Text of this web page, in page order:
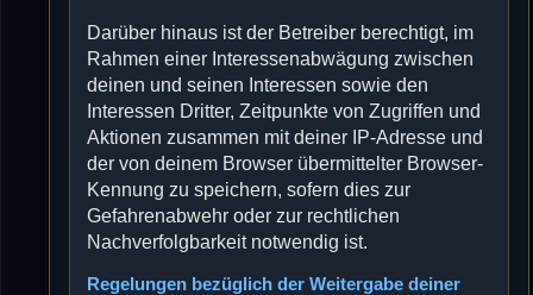
Darüber hinaus ist der Betreiber berechtigt, im
Rahmen einer Interessenabwägung zwischen
deinen und seinen Interessen sowie den
Interessen Dritter, Zeitpunkte von Zugriffen und
Aktionen zusammen mit deiner IP-Adresse und
der von deinem Browser übermittelter Browser-
Kennung zu speichern, sofern dies zur
Gefahrenabwehr oder zur rechtlichen
Nachverfolgbarkeit notwendig ist.
Regelungen bezüglich der Weitergabe deiner